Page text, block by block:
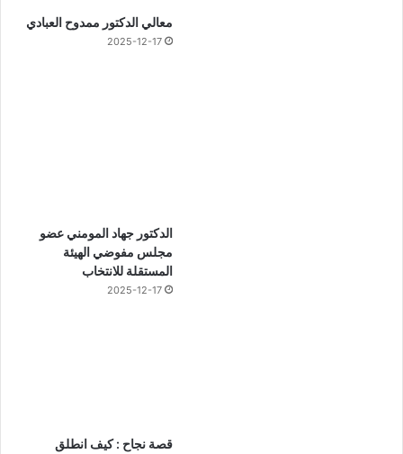
معالي الدكتور ممدوح العبادي
2025-12-17
الدكتور جهاد المومني عضو
مجلس مفوضي الهيئة
المستقلة للانتخاب
2025-12-17
قصة نجاح : كيف انطلق